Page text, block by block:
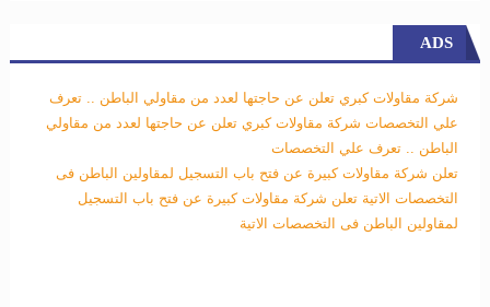
ADS
شركة مقاولات كبري تعلن عن حاجتها لعدد من مقاولي الباطن .. تعرف
علي التخصصات شركة مقاولات كبري تعلن عن حاجتها لعدد من مقاولي
الباطن .. تعرف علي التخصصات
تعلن شركة مقاولات كبيرة عن فتح باب التسجيل لمقاولين الباطن فى
التخصصات الاتية تعلن شركة مقاولات كبيرة عن فتح باب التسجيل
لمقاولين الباطن فى التخصصات الاتية